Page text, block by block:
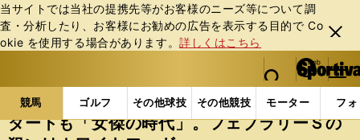
当サイトでは当社の提携先等がお客様のニーズ等について調
査・分析したり、お客様にお勧めの広告を表⽰する⽬的で Co
okie を使⽤する場合があります。詳しくはこちら
閉じ
る
web Sportiva (webスポルティーバ)
検索
マイペ
ー
ジ
メニュ
競馬 ゴルフ その他球技 その他競技 モーター フ
b
ス
ポ
競馬の記事一覧 競馬 ダートも「女傑の時代」。フ
ダートも「女傑の時代」。フェブラリーＳの